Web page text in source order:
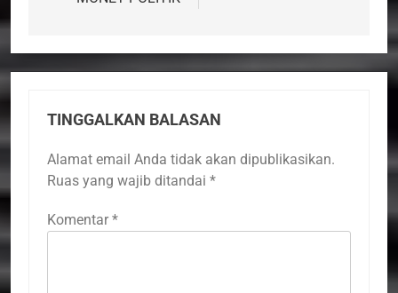
TINGGALKAN BALASAN
Alamat email Anda tidak akan dipublikasikan.
Ruas yang wajib ditandai *
Komentar *